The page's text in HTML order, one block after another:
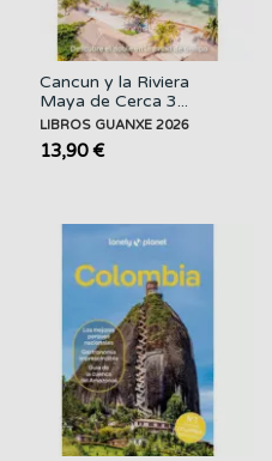
Cancun y la Riviera
Maya de Cerca 3...
LIBROS GUANXE 2026
13,90 €